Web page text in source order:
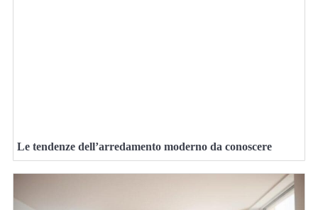
Le tendenze dell’arredamento moderno da conoscere